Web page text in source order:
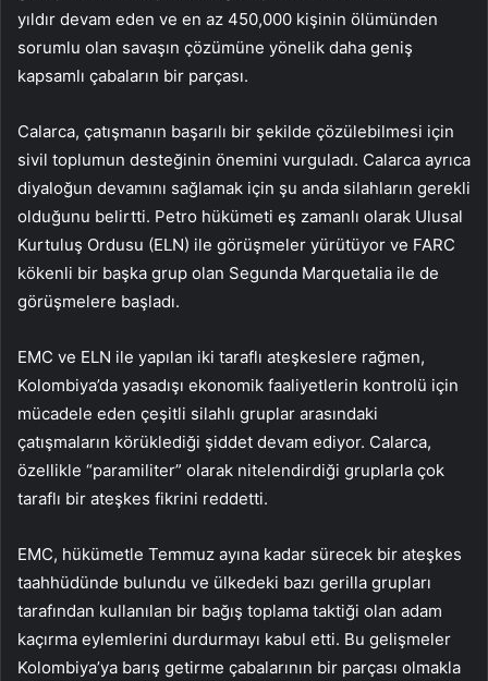
yıldır devam eden ve en az 450,000 kişinin ölümünden
sorumlu olan savaşın çözümüne yönelik daha geniş
kapsamlı çabaların bir parçası.
Calarca, çatışmanın başarılı bir şekilde çözülebilmesi için
sivil toplumun desteğinin önemini vurguladı. Calarca ayrıca
diyaloğun devamını sağlamak için şu anda silahların gerekli
olduğunu belirtti. Petro hükümeti eş zamanlı olarak Ulusal
Kurtuluş Ordusu (ELN) ile görüşmeler yürütüyor ve FARC
kökenli bir başka grup olan Segunda Marquetalia ile de
görüşmelere başladı.
EMC ve ELN ile yapılan iki taraflı ateşkeslere rağmen,
Kolombiya’da yasadışı ekonomik faaliyetlerin kontrolü için
mücadele eden çeşitli silahlı gruplar arasındaki
çatışmaların körüklediği şiddet devam ediyor. Calarca,
özellikle “paramiliter” olarak nitelendirdiği gruplarla çok
taraflı bir ateşkes fikrini reddetti.
EMC, hükümetle Temmuz ayına kadar sürecek bir ateşkes
taahhüdünde bulundu ve ülkedeki bazı gerilla grupları
tarafından kullanılan bir bağış toplama taktiği olan adam
kaçırma eylemlerini durdurmayı kabul etti. Bu gelişmeler
Kolombiya’ya barış getirme çabalarının bir parçası olmakla